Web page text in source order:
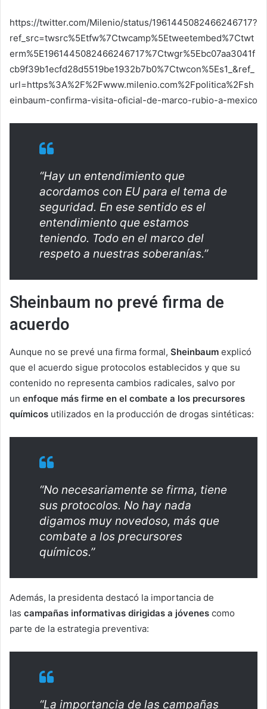
https://twitter.com/Milenio/status/1961445082466246717?
ref_src=twsrc%5Etfw%7Ctwcamp%5Etweetembed%7Ctwt
erm%5E1961445082466246717%7Ctwgr%5Ebc07aa3041f
cb9f39b1ecfd28d5519be1932b7b0%7Ctwcon%5Es1_&ref_
url=https%3A%2F%2Fwww.milenio.com%2Fpolitica%2Fsh
einbaum-confirma-visita-oficial-de-marco-rubio-a-mexico
“Hay un entendimiento que
acordamos con EU para el tema de
seguridad. En ese sentido es el
entendimiento que estamos
teniendo. Todo en el marco del
respeto a nuestras soberanías.”
Sheinbaum no prevé firma de
acuerdo
Aunque no se prevé una firma formal, Sheinbaum explicó
que el acuerdo sigue protocolos establecidos y que su
contenido no representa cambios radicales, salvo por
un enfoque más firme en el combate a los precursores
químicos utilizados en la producción de drogas sintéticas:
“No necesariamente se firma, tiene
sus protocolos. No hay nada
digamos muy novedoso, más que
combate a los precursores
químicos.”
Además, la presidenta destacó la importancia de
las campañas informativas dirigidas a jóvenes como
parte de la estrategia preventiva:
“La importancia de las campañas